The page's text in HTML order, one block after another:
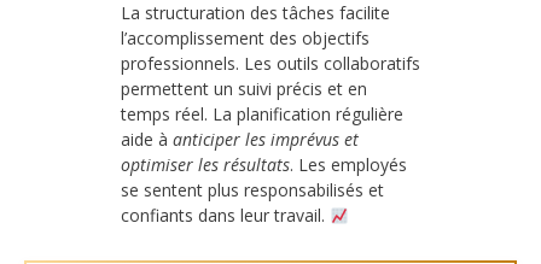
La structuration des tâches facilite
l’accomplissement des objectifs
professionnels. Les outils collaboratifs
permettent un suivi précis et en
temps réel. La planification régulière
aide à anticiper les imprévus et
optimiser les résultats. Les employés
se sentent plus responsabilisés et
confiants dans leur travail.